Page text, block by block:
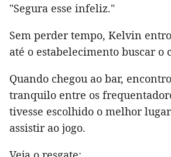
"Segura esse infeliz."
Sem perder tempo, Kelvin
até o estabelecimento buscar o
Quando chegou ao bar,
tranquilo entre os
tivesse escolhido o melhor
assistir ao jogo.